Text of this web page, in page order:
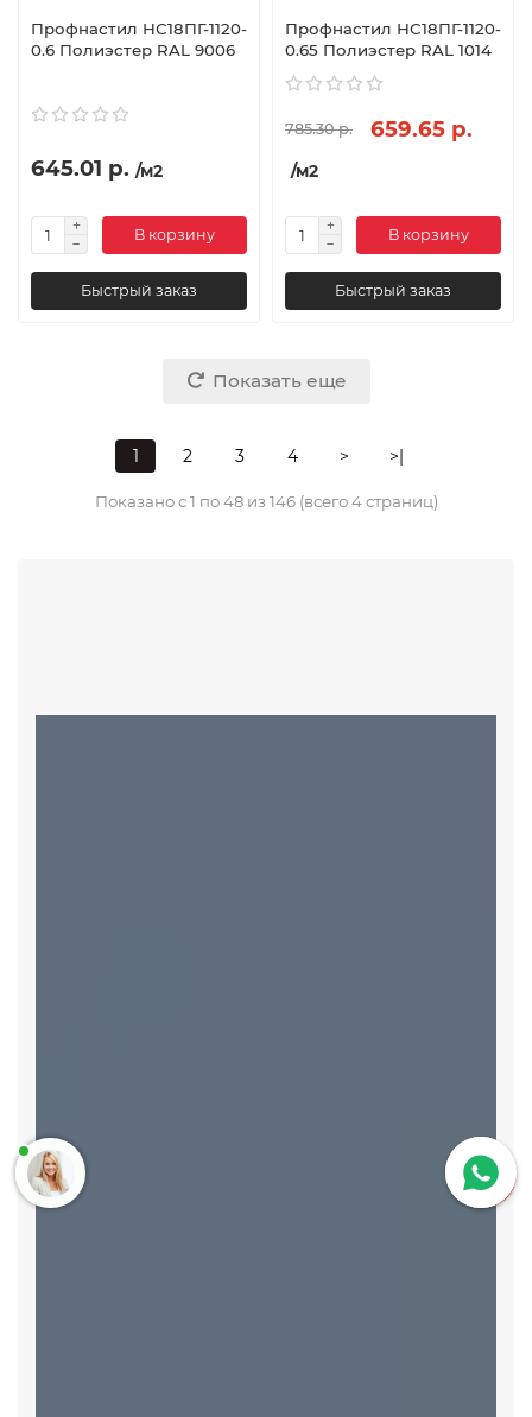
Профнастил НС18ПГ-1120-
0.6 Полиэстер RAL 9006
645.01 р. /м2
В корзину
Быстрый заказ
Профнастил НС18ПГ-1120-
0.65 Полиэстер RAL 1014
785.30 р. 659.65 р.
/м2
В корзину
Быстрый заказ
Показать еще
1 2 3 4 > >|
Показано с 1 по 48 из 146 (всего 4 страниц)